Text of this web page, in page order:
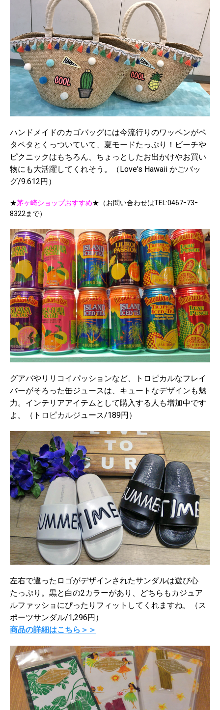
ハンドメイドのカゴバッグには今流行りのワッペンがペ
タペタとくっついていて、夏モードたっぷり！ビーチや
ピクニックはもちろん、ちょっとしたお出かけやお買い
物にも大活躍してくれそう。（Love's Hawaii かごバッ
グ/9.612円）
★茅ヶ崎ショップおすすめ★（お問い合わせはTEL:0467ｰ73ｰ
8322まで）
グアバやリリコイパッションなど、トロピカルなフレイ
バーがそろった缶ジュースは、キュートなデザインも魅
力。インテリアアイテムとして購入する人も増加中です
よ。（トロピカルジュース/189円）
左右で違ったロゴがデザインされたサンダルは遊び心
たっぷり。黒と白の2カラーがあり、どちらもカジュア
ルファッショにぴったりフィットしてくれますね。（ス
ポーツサンダル/1,296円）
商品の詳細はこちら＞＞